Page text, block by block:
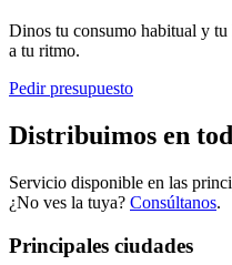
Dinos tu consumo habitual y tu
a tu ritmo.
Pedir presupuesto
Distribuimos en
Servicio disponible en las
¿No ves la tuya? Consúltanos.
Principales ciudades